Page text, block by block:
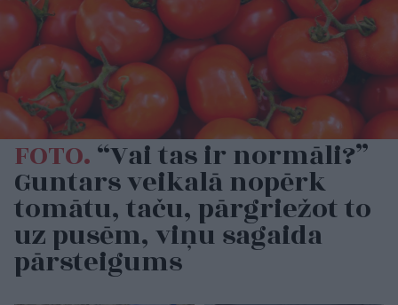
FOTO.“Vai tas ir normāli?”
Guntars veikalā nopērk
tomātu, taču, pārgriežot to
uz pusēm, viņu sagaida
pārsteigums